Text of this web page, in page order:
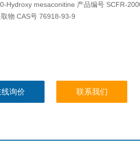
Hydroxy mesaconitine 产品编号 SCFR-
物 CAS号 76918-93-9
询价 联系我们